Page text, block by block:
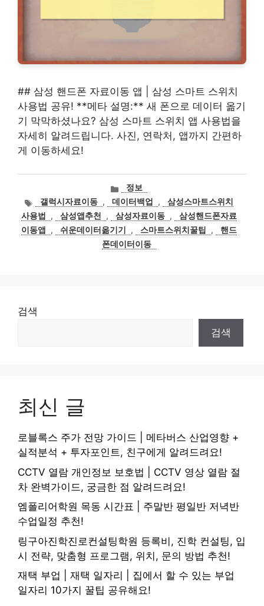
## 삼성 핸드폰 자료이동 앱 | 삼성 스마트 스위치
사용법 공유! **메타 설명:** 새 폰으로 데이터 옮기
기 막막하셨나요? 삼성 스마트 스위치 앱 사용법을
자세히 알려드립니다. 사진, 연락처, 앱까지 간편하
게 이동하세요!
카
테
고
리
정보
태
그
갤럭시자료이동 , 데이터백업 ,
삼성스마트스위치
사용법
, 삼성앱추천 , 삼성자료이동 ,
삼성핸드폰자료
이동앱
, 쉬운데이터옮기기 , 스마트스위치꿀팁 ,
핸드
폰데이터이동
검색
검색
최신 글
로블록스 주가 전망 가이드 | 메타버스 산업영향 +
실적분석 + 투자포인트, 친구에게 알려드려요!
CCTV 열람 개인정보 보호법 | CCTV 영상 열람 절
차 완벽가이드, 궁금한 점 알려드려요!
엠폴리어학원 목동 시간표 | 주말반 평일반 저녁반
수업일정 추천!
링구아진학진로컨설팅학원 등록비, 진학 컨설팅, 입
시 전략, 맞춤형 프로그램, 위치, 문의 방법 추천!
재택 부업 | 재택 일자리 | 집에서 할 수 있는 부업
일자리 10가지 꿀팁 공유해요!